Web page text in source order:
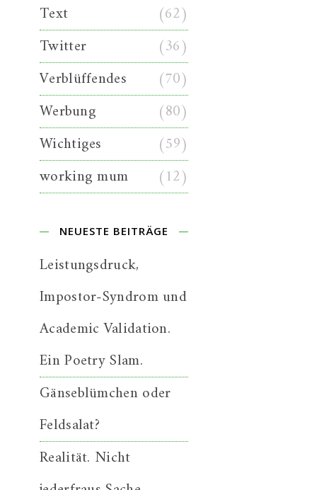
Text
(62)
Twitter
(36)
Verblüffendes
(70)
Werbung
(80)
Wichtiges
(59)
working mum
(12)
NEUESTE BEITRÄGE
Leistungsdruck,
Impostor-Syndrom und
Academic Validation.
Ein Poetry Slam.
Gänseblümchen oder
Feldsalat?
Realität. Nicht